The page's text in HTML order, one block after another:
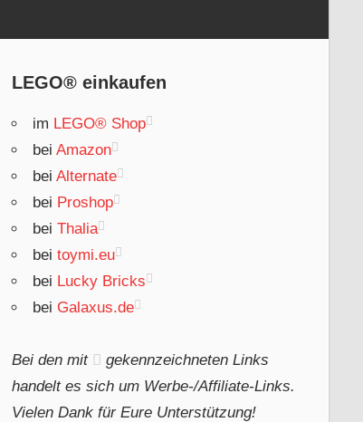
LEGO® einkaufen
im LEGO® Shop
bei Amazon
bei Alternate
bei Proshop
bei Thalia
bei toymi.eu
bei Lucky Bricks
bei Galaxus.de
Bei den mit
gekennzeichneten Links
handelt es sich um Werbe-/Affiliate-Links.
Vielen Dank für Eure Unterstützung!